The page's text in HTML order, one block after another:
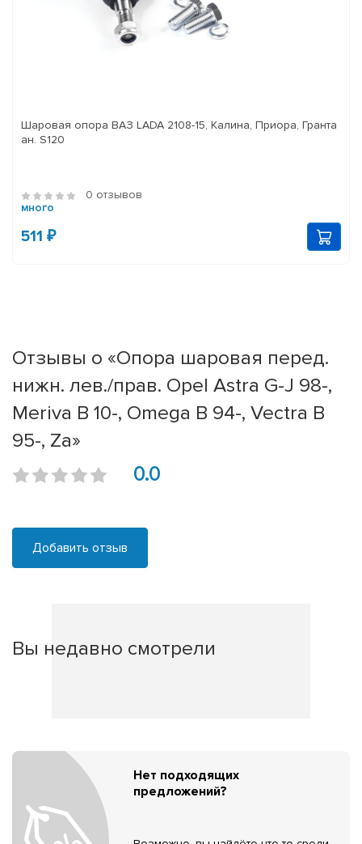
Шаровая опора ВАЗ LADA 2108-15, Калина, Приора, Гранта
ан. S120
0 отзывов
много
511 ₽
Отзывы о «Опора шаровая перед.
нижн. лев./прав. Opel Astra G-J 98-,
Meriva B 10-, Omega B 94-, Vectra B
95-, Za»
0.0
Добавить отзыв
Вы недавно смотрели
Нет подходящих
предложений?